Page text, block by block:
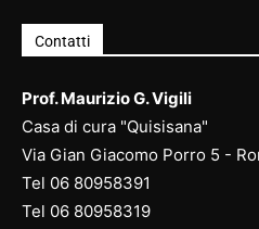
Contatti
Prof. Maurizio G. Vigili
Casa di cura "Quisisana"
Via Gian Giacomo Porro 5 -
Tel 06 80958391
Tel 06 80958319